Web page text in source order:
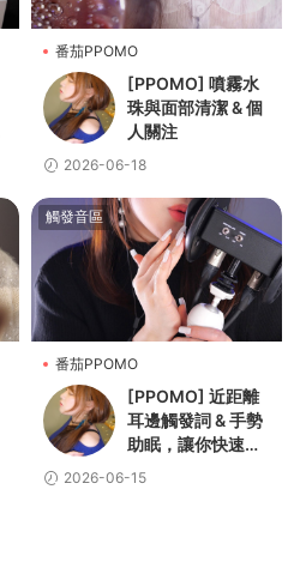
番茄PPOMO
[PPOMO] 噴霧水
珠與面部清潔 & 個
人關注
2026-06-18
觸發音區
番茄PPOMO
[PPOMO] 近距離
耳邊觸發詞 & 手勢
助眠，讓你快速入
睡
2026-06-15